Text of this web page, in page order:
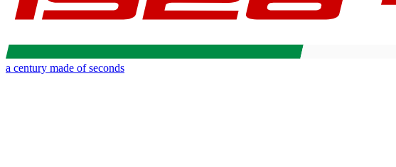
a century made of seconds